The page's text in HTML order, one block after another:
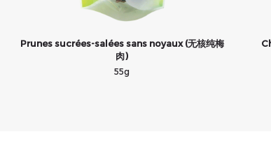
Prunes sucrées-salées sans noyaux (无核纯梅
肉)
55g